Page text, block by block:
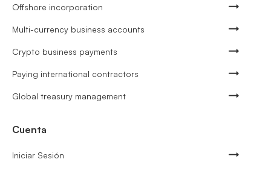
Offshore incorporation
Multi-currency business accounts
Crypto business payments
Paying international contractors
Global treasury management
Cuenta
Iniciar Sesión